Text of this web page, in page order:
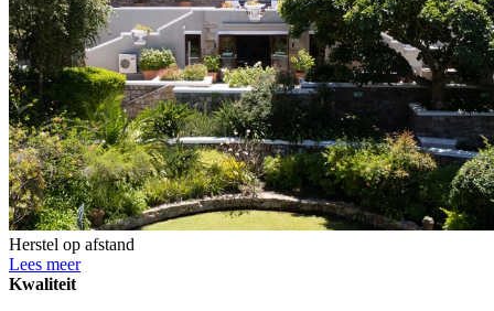
Herstel op afstand
Lees meer
Kwaliteit